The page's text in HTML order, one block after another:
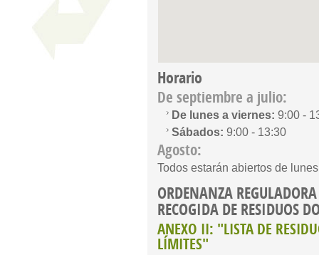
Horario
De septiembre a julio:
De lunes a viernes: 9:00 -
Sábados: 9:00 - 13:30
Agosto:
Todos estarán abiertos de
ORDENANZA
RECOGIDA DE RESIDUOS
ANEXO II: "LISTA DE
LÍMITES"